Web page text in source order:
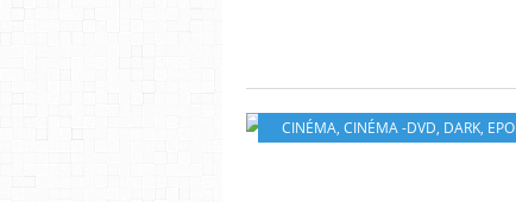
CINÉMA, CINÉMA -DVD, DARK, EPOUVANTE